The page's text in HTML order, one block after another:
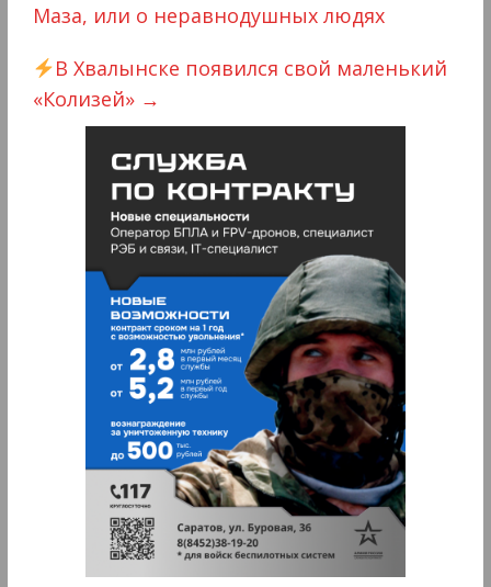
Маза, или о неравнодушных людях
В Хвалынске появился свой маленький
«Колизей» →